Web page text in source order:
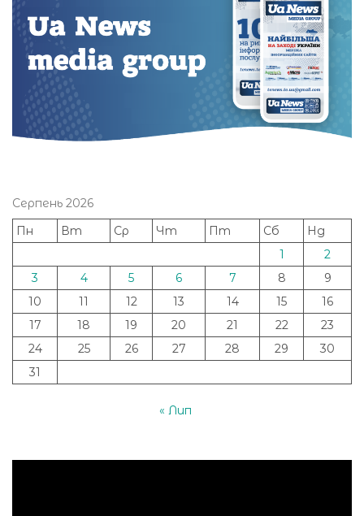
Серпень 2026
Пн
Вт Ср Чт Пт Сб
Нд
1
2
3
4 5 6 7 8
9
10
11 12 13 14 15
16
17
18 19 20 21 22
23
24
25 26 27 28 29
30
31
« Лип